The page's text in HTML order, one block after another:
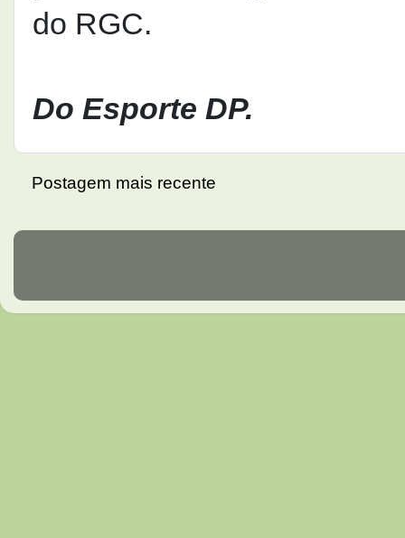
do RGC.
Do Esporte DP.
Postagem mais recente